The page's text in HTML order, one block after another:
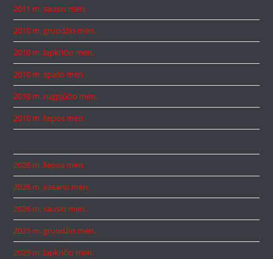
2011 m. sausio mėn.
2010 m. gruodžio mėn.
2010 m. lapkričio mėn.
2010 m. spalio mėn.
2010 m. rugpjūčio mėn.
2010 m. liepos mėn.
2026 m. liepos mėn.
2026 m. vasario mėn.
2026 m. sausio mėn.
2025 m. gruodžio mėn.
2025 m. lapkričio mėn.